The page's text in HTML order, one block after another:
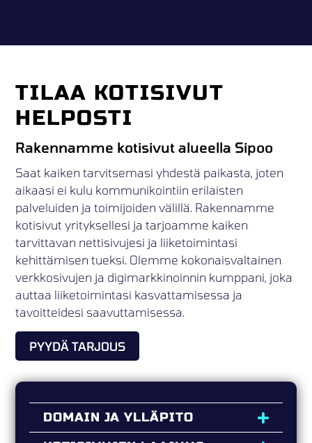
TILAA KOTISIVUT
HELPOSTI
Rakennamme kotisivut alueella Sipoo
Saat kaiken tarvitsemasi yhdestä paikasta, joten
aikaasi ei kulu kommunikointiin erilaisten
palveluiden ja toimijoiden välillä. Rakennamme
kotisivut yrityksellesi ja tarjoamme kaiken
tarvittavan nettisivujesi ja liiketoimintasi
kehittämisen tueksi. Olemme kokonaisvaltainen
verkkosivujen ja digimarkkinoinnin kumppani, joka
auttaa liiketoimintasi kasvattamisessa ja
tavoitteidesi saavuttamisessa.
PYYDÄ TARJOUS
DOMAIN JA YLLÄPITO